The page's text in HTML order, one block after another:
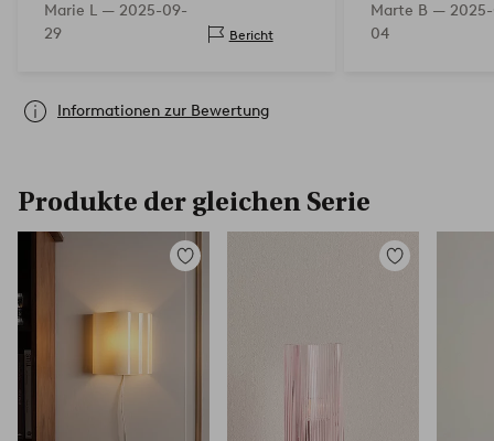
Lampe ist einfach sehr edel
Marie L — 2025-09-
29
Bericht
Marte B —
04
Informationen zur Bewertung
Produkte der gleichen Serie
Zu
Zu